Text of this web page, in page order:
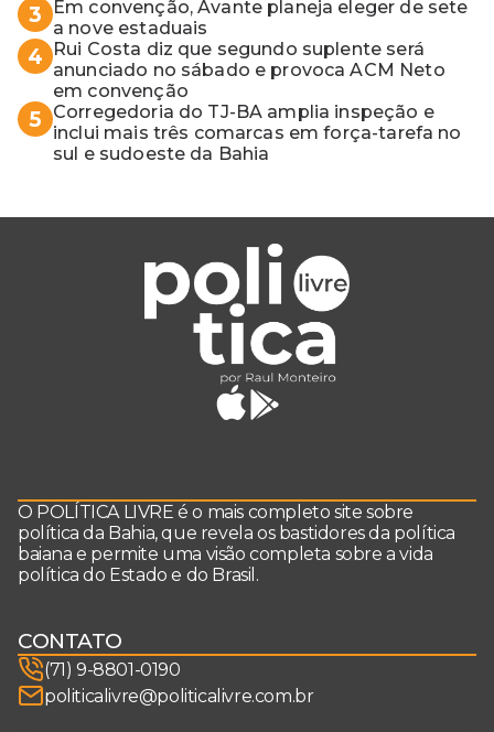
3
Em convenção, Avante planeja eleger de sete
a nove estaduais
4
Rui Costa diz que segundo suplente será
anunciado no sábado e provoca ACM Neto
em convenção
5
Corregedoria do TJ-BA amplia inspeção e
inclui mais três comarcas em força-tarefa no
sul e sudoeste da Bahia
O POLÍTICA LIVRE é o mais completo site sobre
política da Bahia, que revela os bastidores da política
baiana e permite uma visão completa sobre a vida
política do Estado e do Brasil.
CONTATO
(71) 9-8801-0190
politicalivre@politicalivre.com.br